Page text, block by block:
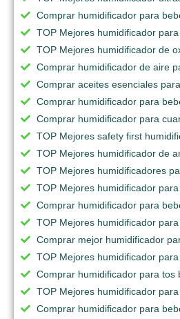
Comprar humidificador para
TOP Mejores humidificador
TOP Mejores humidificador de
Comprar humidificador de aire
Comprar aceites esenciales
Comprar humidificador para
Comprar humidificador para
TOP Mejores safety first
TOP Mejores humidificador de
TOP Mejores humidificadores
TOP Mejores humidificador
Comprar humidificador para
TOP Mejores humidificador
Comprar mejor humidificador
TOP Mejores humidificador
Comprar humidificador para tos
TOP Mejores humidificador
Comprar humidificador para